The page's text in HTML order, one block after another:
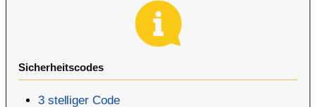
Sicherheitscodes
3 stelliger Code